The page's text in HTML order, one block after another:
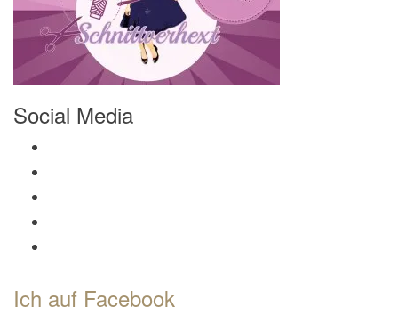
Social Media
Ich auf Facebook